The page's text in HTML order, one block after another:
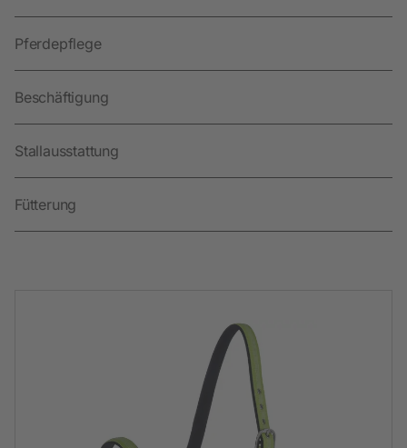
Pferdepflege
Beschäftigung
Stallausstattung
Fütterung